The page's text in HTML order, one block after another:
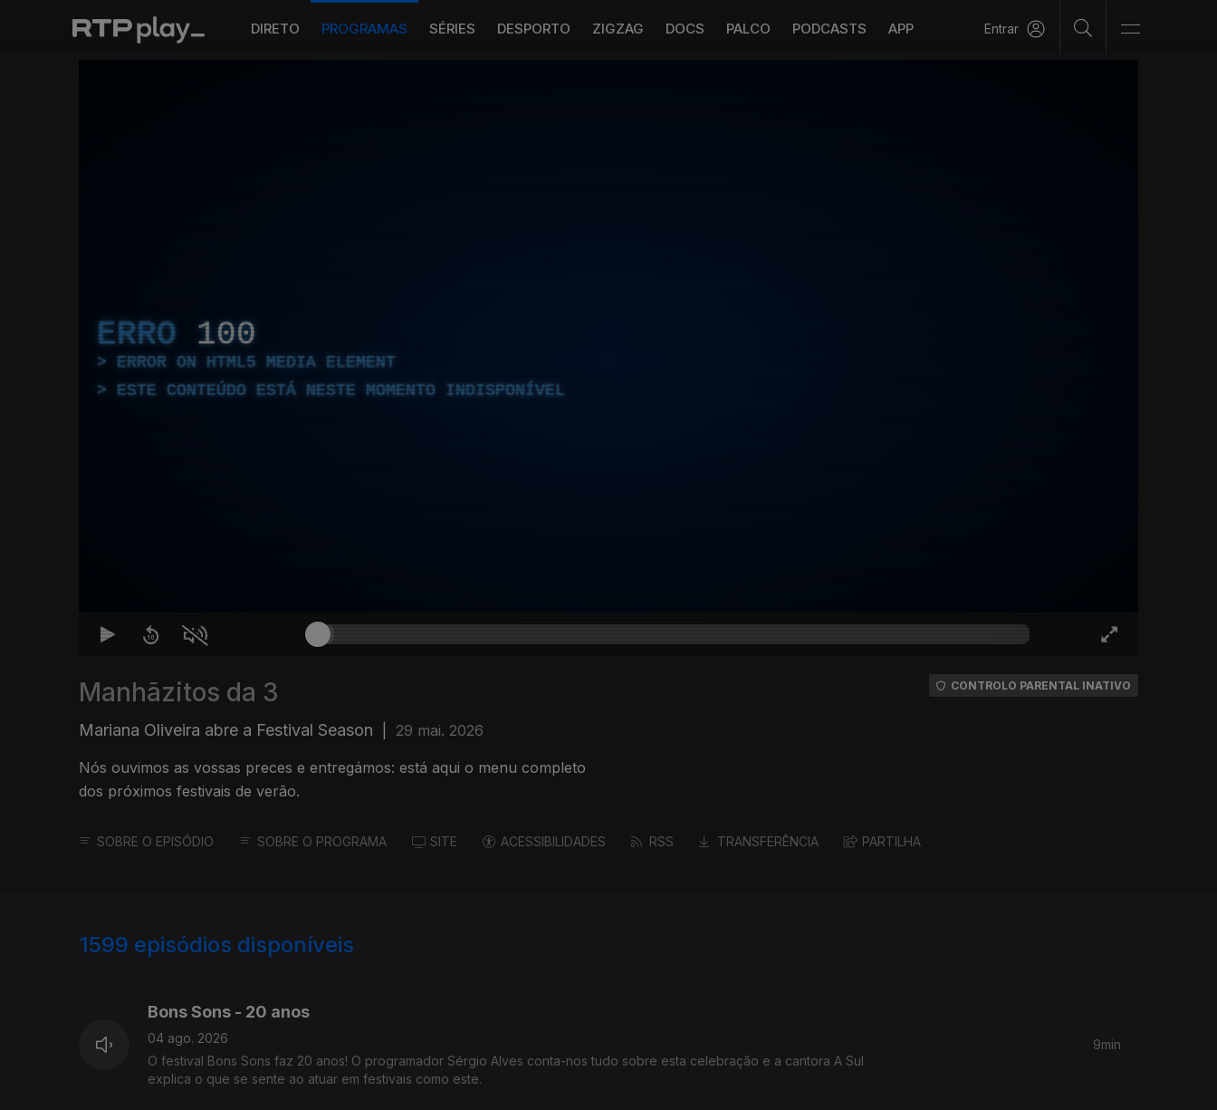
DIRETO PROGRAMAS SÉRIES DESPORTO ZIGZAG DOCS PALCO PODCASTS APP Entrar
ERRO 100
ERROR ON HTML5 MEDIA ELEMENT
ESTE CONTEÚDO ESTÁ NESTE MOMENTO INDISPONÍVEL
Manhãzitos da 3
Mariana Oliveira abre a Festival Season 29 mai. 2026
Nós ouvimos as vossas preces e entregámos: está aqui o menu completo
dos próximos festivais de verão.
CONTROLO PARENTAL INATIVO
SOBRE O EPISÓDIO SOBRE O PROGRAMA SITE ACESSIBILIDADES RSS TRANSFERÊNCIA PARTILHA
1599 episódios disponíveis
Bons Sons - 20 anos
04 ago. 2026
O festival Bons Sons faz 20 anos! O programador Sérgio Alves conta-nos tudo sobre esta celebração e a cantora A Sul
explica o que se sente ao atuar em festivais como este.
9min